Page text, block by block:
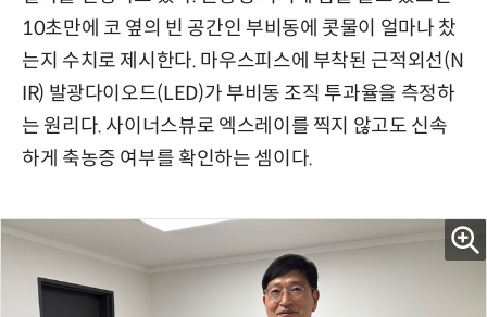
10초만에 코 옆의 빈 공간인 부비동에 콧물이 얼마나 찼
는지 수치로 제시한다. 마우스피스에 부착된 근적외선(N
IR) 발광다이오드(LED)가 부비동 조직 투과율을 측정하
는 원리다. 사이너스뷰로 엑스레이를 찍지 않고도 신속
하게 축농증 여부를 확인하는 셈이다.